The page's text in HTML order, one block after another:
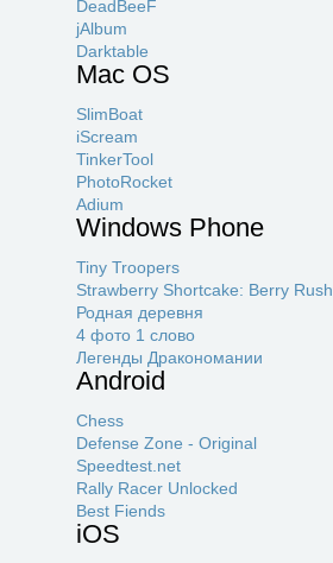
DeadBeeF
jAlbum
Darktable
Mac OS
SlimBoat
iScream
TinkerTool
PhotoRocket
Adium
Windows Phone
Tiny Troopers
Strawberry Shortcake: Berry Rush
Родная деревня
4 фото 1 слово
Легенды Дракономании
Android
Chess
Defense Zone - Original
Speedtest.net
Rally Racer Unlocked
Best Fiends
iOS